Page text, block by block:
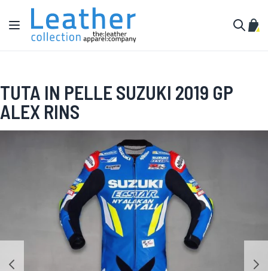
Salta al contenuto
Toggle Nav
TUTA IN PELLE SUZUKI 2019 GP
ALEX RINS